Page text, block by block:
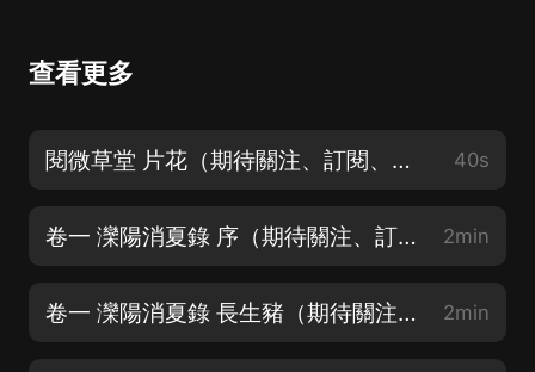
查看更多
閱微草堂 片花（期待關注、訂閱、評論） 40s
卷一 灤陽消夏錄 序（期待關注、訂閱、評論） 2min
卷一 灤陽消夏錄 長生豬（期待關注、訂閱、評論） 2min